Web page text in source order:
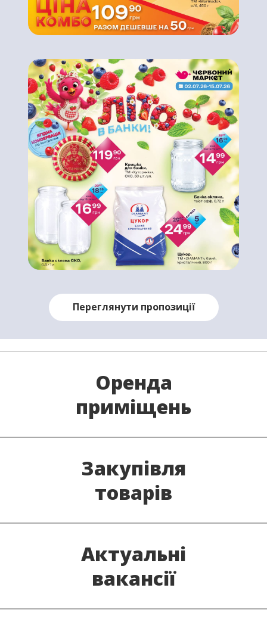
Переглянути пропозиції
Оренда
приміщень
Наша мережа розширюється і ми відкриті для
співпраці з орендарямиЗакупівля
товарів
Якщо у Вас є потрібний товар за хорошою
ціною - ми раді будемо співпрацювати
Актуальні
вакансії